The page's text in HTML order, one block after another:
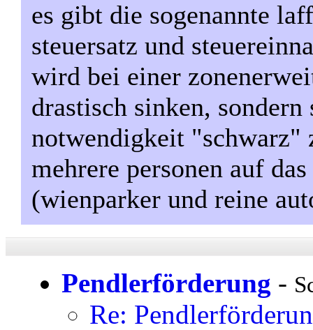
es gibt die sogenannte
steuersatz und
wird bei einer
drastisch sinken,
notwendigkeit "schwarz"
mehrere personen auf
(wienparker und reine
Pendlerförderung -
Re: